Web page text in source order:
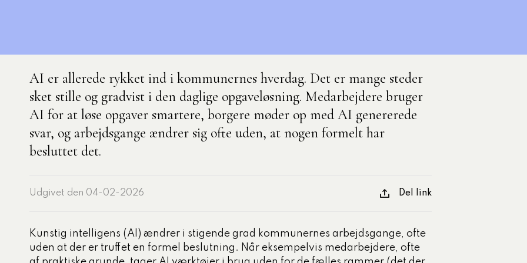
AI er allerede rykket ind i kommunernes hverdag. Det er mange steder
sket stille og gradvist i den daglige opgaveløsning. Medarbejdere bruger
AI for at løse opgaver smartere, borgere møder op med AI genererede
svar, og arbejdsgange ændrer sig ofte uden, at nogen formelt har
besluttet det.
Udgivet den 04-02-2026 Del link
Kunstig intelligens (AI) ændrer i stigende grad kommunernes arbejdsgange, ofte
uden at der er truffet en formel beslutning. Når eksempelvis medarbejdere, ofte
med
data og styring